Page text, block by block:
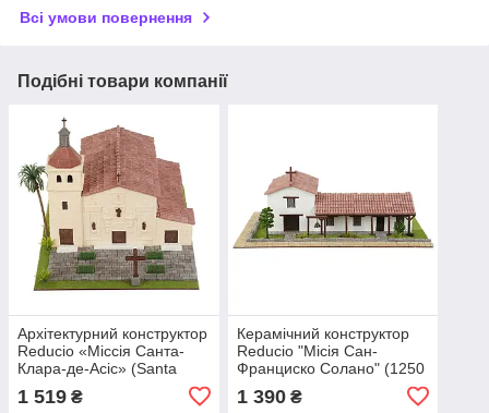
Всі умови повернення
Подібні товари компанії
Архітектурний конструктор
Reducio «Міссія Санта-
Клара-де-Асіс» (Santa
Clara de Asís) 1:24, 1255
деталей
1 519 ₴
Керамічний конструктор
Reducio "Місія Сан-
Франциско Солано" (1250
деталей), масштаб 1:24
1 390₴